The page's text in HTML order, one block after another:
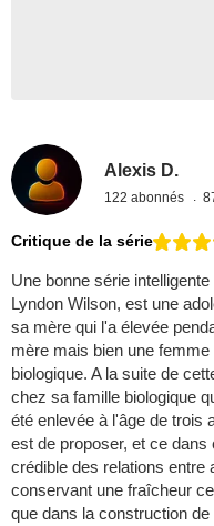
Alexis D.
122 abonnés
Critique de la série
Une bonne série
Lyndon Wilson, est une
sa mère qui l'a élevée
mère mais bien une
biologique. A la suite de
chez sa famille biologique
été enlevée à l'âge de trois
est de proposer, et ce
crédible des relations entre
conservant une fraîcheur
que dans la construction